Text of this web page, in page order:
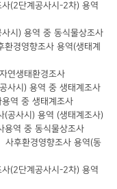
(2단계공사시-2차) 용역
시) 용역 중 동식물상조사
경영향조사 용역(생태계
연생태환경조사
사시) 용역 중 생태계조사
역 중 생태계조사
(공사시) 용역 (생태계조사)
용역 중 동식물상조사
후환경영향조사 용역(동
(2단계공사시-2차) 용역